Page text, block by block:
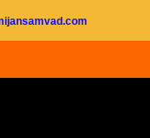
पदोन्नति अटकी